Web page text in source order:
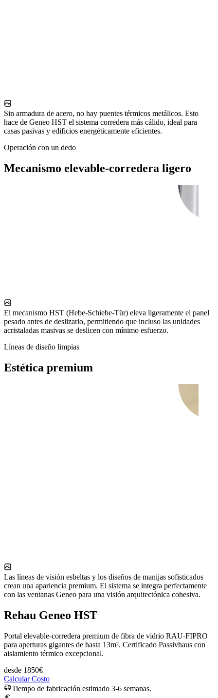
Sin armadura de acero, no hay puentes térmicos metálicos. Esto
hace de Geneo HST el sistema corredera más cálido, ideal para
casas pasivas y edificios energéticamente eficientes.
Operación con un dedo
Mecanismo elevable-corredera ligero
El mecanismo HST (Hebe-Schiebe-Tür) eleva ligeramente el panel
pesado antes de deslizarlo, permitiendo que incluso las unidades
acristaladas masivas se deslicen con mínimo esfuerzo.
Líneas de diseño limpias
Estética premium
Las líneas de visión esbeltas y los diseños de manijas sofisticados
crean una apariencia premium. El sistema se integra perfectamente
con las ventanas Geneo para una visión arquitectónica cohesiva.
Rehau Geneo HST
Portal elevable-corredera premium de fibra de vidrio RAU-FIPRO
para aperturas gigantes de hasta 13m². Certificado Passivhaus con
aislamiento térmico excepcional.
desde 1850€
Calcular Costo
Tiempo de fabricación estimado 3-6 semanas.